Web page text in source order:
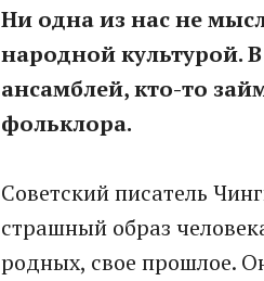
Ни одна из нас не
народной культурой.
ансамблей, кто-то
фольклора.
Советский писатель
страшный образ
родных, свое прошлое.